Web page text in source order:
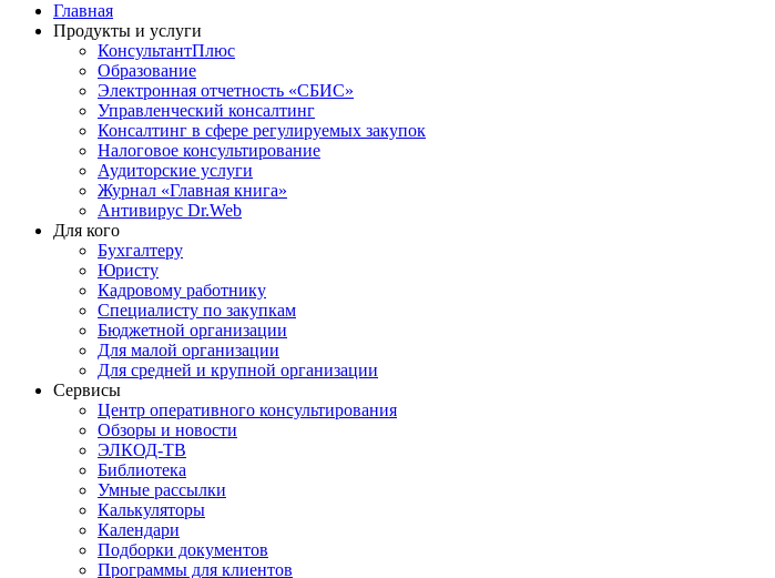
Главная
Продукты и услуги
КонсультантПлюс
Образование
Электронная отчетность «СБИС»
Управленческий консалтинг
Консалтинг в сфере регулируемых закупок
Налоговое консультирование
Аудиторские услуги
Журнал «Главная книга»
Антивирус Dr.Web
Для кого
Бухгалтеру
Юристу
Кадровому работнику
Специалисту по закупкам
Бюджетной организации
Для малой организации
Для средней и крупной организации
Сервисы
Центр оперативного консультирования
Обзоры и новости
ЭЛКОД-ТВ
Библиотека
Умные рассылки
Калькуляторы
Календари
Подборки документов
Программы для клиентов